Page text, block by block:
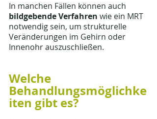
In manchen Fällen können auch
bildgebende Verfahren wie ein MRT
notwendig sein, um strukturelle
Veränderungen im Gehirn oder
Innenohr auszuschließen.
Welche
Behandlungsmöglichke
iten gibt es?